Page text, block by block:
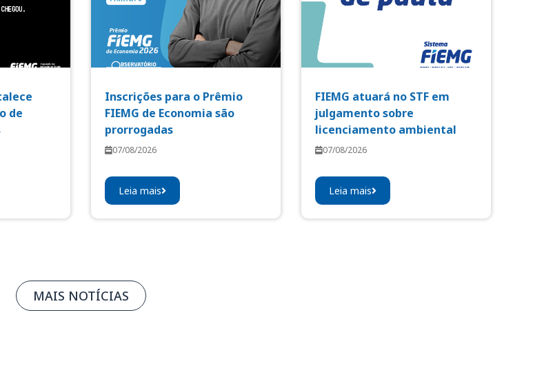
de
Inscrições para o Prêmio
FIEMG de Economia são
prorrogadas
07/08/2026
Leia mais
FIEMG atuará no STF em
julgamento sobre
licenciamento ambiental
07/08/2026
Leia mais
MAIS NOTÍCIAS